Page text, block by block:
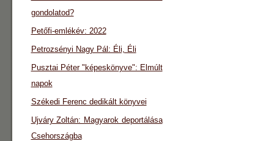
gondolatod?
Petőfi-emlékév: 2022
Petrozsényi Nagy Pál: Éli, Éli
Pusztai Péter "képeskönyve": Elmúlt
napok
Székedi Ferenc dedikált könyvei
Ujváry Zoltán: Magyarok deportálása
Csehországba